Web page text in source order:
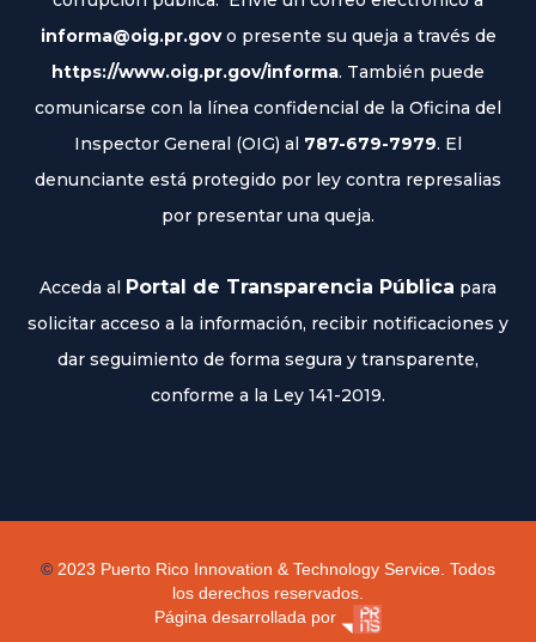
informa@oig.pr.govo presente su queja a través de
https://www.oig.pr.gov/informa. También puede
comunicarse con la línea confidencial de la Oficina del
Inspector General (OIG) al 787-679-7979. El
denunciante está protegido por ley contra represalias
por presentar una queja.
Acceda al Portal de Transparencia Pública para
solicitar acceso a la información, recibir notificaciones y
dar seguimiento de forma segura y transparente,
conforme a la Ley 141-2019.
© 2023 Puerto Rico Innovation & Technology Service. Todos
los derechos reservados.
Página desarrollada por